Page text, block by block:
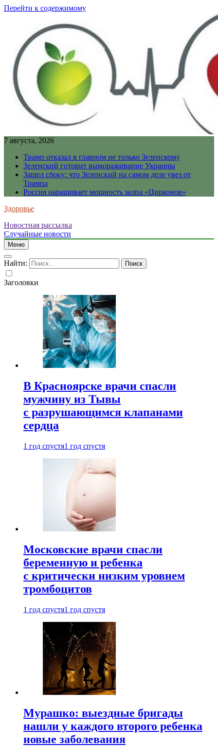
Перейти к содержимому
7 августа, 2026
Трамп отказал в главном не только Зеленскому
Зеленский готовит вымораживание Украины
Зашел сбоку: что Зеленский на самом деле увез от
Трампа
Россия наращивает мощность залпа «Цирконов»
Здоровье
Новостная рассылка
Случайные новости
Меню
Найти:
Заголовки
В Красноярске врачи спасли
мужчину из Тывы
с разрушающимся клапанами
сердца
1 год спустя1 год спустя
Московские врачи спасли
беременную и ребенка
с критически низким уровнем
тромбоцитов
1 год спустя1 год спустя
Мурашко: выездные бригады
нашли у каждого второго ребенка
новые заболевания